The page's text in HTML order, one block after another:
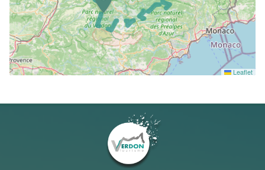
Leaflet